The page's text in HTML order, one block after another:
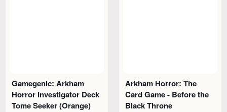
Gamegenic: Arkham
Horror Investigator Deck
Tome Seeker (Orange)
Arkham Horror: The
Card Game - Before the
Black Throne